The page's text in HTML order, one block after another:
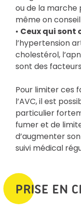
ou de la marche
même on
• Ceux qui
l’hypertension
cholestérol,
sont des
Pour limiter ces
l’AVC, il est
particulier
fumer et de
d’augmenter
suivi médical
PRISE EN